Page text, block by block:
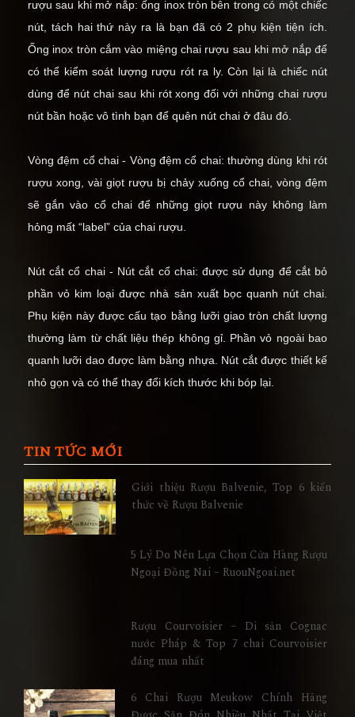
rượu sau khi mở nắp: ống inox tròn bên trong có một chiếc
nút, tách hai thứ này ra là bạn đã có 2 phụ kiện tiện ích.
Ống inox tròn cắm vào miệng chai rượu sau khi mở nắp để
có thể kiểm soát lượng rượu rót ra ly. Còn lại là chiếc nút
dùng để nút chai sau khi rót xong đối với những chai rượu
nút bần hoặc vô tình bạn để quên nút chai ở đâu đó.
Vòng đệm cổ chai - Vòng đệm cổ chai: thường dùng khi rót
rượu xong, vài giọt rượu bị chảy xuống cổ chai, vòng đệm
sẽ gắn vào cổ chai để những giọt rượu này không làm
hỏng mất “label” của chai rượu.
Nút cắt cổ chai - Nút cắt cổ chai: được sử dụng để cắt bỏ
phần vỏ kim loại được nhà sản xuất bọc quanh nút chai.
Phụ kiện này được cấu tạo bằng lưỡi giao tròn chất lượng
thường làm từ chất liệu thép không gỉ. Phần vỏ ngoài bao
quanh lưỡi dao được làm bằng nhựa. Nút cắt được thiết kế
nhỏ gọn và có thể thay đổi kích thước khi bóp lại.
TIN TỨC MỚI
Giới thiệu Rượu Balvenie, Top 6 kiến
thức về Rượu Balvenie
5 Lý Do Nên Lựa Chọn Cửa Hàng Rượu
Ngoại Đồng Nai – RuouNgoai.net
Rượu Courvoisier – Di sản Cognac
nước Pháp & Top 7 chai Courvoisier
đáng mua nhất
6 Chai Rượu Meukow Chính Hãng